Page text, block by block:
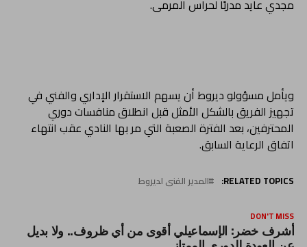
مجدي عايد مدربًا لحراس المرمى.
ويأمل مسؤولو ديروط أن يسهم الاستقرار الإداري والفني في
تجهيز الفريق بالشكل الأمثل قبل انطلاق منافسات دوري
المحترفين، بعد الفترة الصعبة التي مر بها النادي عقب انتهاء
اتفاق الرعاية السابق.
RELATED TOPICS: المدير الفنى لديروط
DON'T MISS
أشرف خضر: الإسماعيلي أقوى من أي ظروف.. ولا بديل